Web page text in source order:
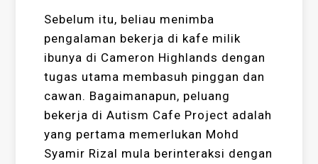
Sebelum itu, beliau menimba
pengalaman bekerja di kafe milik
ibunya di Cameron Highlands dengan
tugas utama membasuh pinggan dan
cawan. Bagaimanapun, peluang
bekerja di Autism Cafe Project adalah
yang pertama memerlukan Mohd
Syamir Rizal mula berinteraksi dengan